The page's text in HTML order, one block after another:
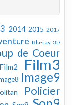
2014 2015 2017
Blu-ray 3D
de Coeur
Film2 Film3
Image9
Policier